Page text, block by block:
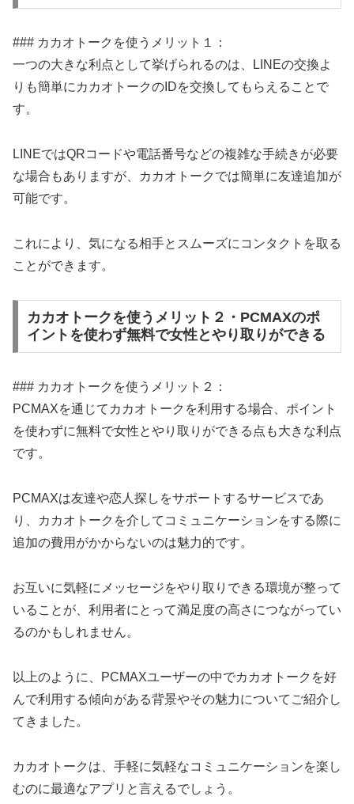
### カカオトークを使うメリット１：
一つの大きな利点として挙げられるのは、LINEの交換よ
りも簡単にカカオトークのIDを交換してもらえることで
す。
LINEではQRコードや電話番号などの複雑な手続きが必要
な場合もありますが、カカオトークでは簡単に友達追加が
可能です。
これにより、気になる相手とスムーズにコンタクトを取る
ことができます。
カカオトークを使うメリット２・PCMAXのポ
イントを使わず無料で女性とやり取りができる
### カカオトークを使うメリット２：
PCMAXを通じてカカオトークを利用する場合、ポイント
を使わずに無料で女性とやり取りができる点も大きな利点
です。
PCMAXは友達や恋人探しをサポートするサービスであ
り、カカオトークを介してコミュニケーションをする際に
追加の費用がかからないのは魅力的です。
お互いに気軽にメッセージをやり取りできる環境が整って
いることが、利用者にとって満足度の高さにつながってい
るのかもしれません。
以上のように、PCMAXユーザーの中でカカオトークを好
んで利用する傾向がある背景やその魅力についてご紹介し
てきました。
カカオトークは、手軽に気軽なコミュニケーションを楽し
むのに最適なアプリと言えるでしょう。